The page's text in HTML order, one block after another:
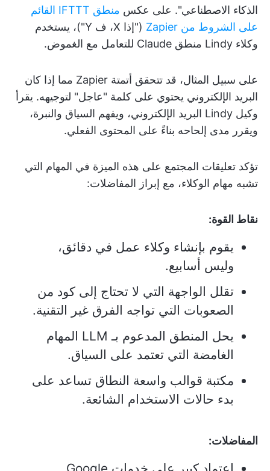
الذكاء الاصطناعي". على عكس
منطق IFTTT القائم
على الشروط من Zapier
("إذا X، ف Y")، يستخدم
وكلاء Lindy منطق Claude للتعامل مع الغموض.
على سبيل المثال، قد تتحقق أتمتة Zapier مما إذا كان
البريد الإلكتروني يحتوي على كلمة "عاجل" لتوجيهه. يقرأ
وكيل Lindy البريد الإلكتروني، ويفهم السياق والنبرة،
ويقرر مدى إلحاحه بناءً على المحتوى الفعلي.
تؤكد تعليقات المجتمع على هذه الميزة في المهام التي
تشبه مهام الوكلاء، مع إبراز المفاضلات:
نقاط القوة:
يقوم بإنشاء وكلاء عمل في دقائق،
وليس أسابيع.
تقلل الواجهة التي لا تحتاج إلى كود من
الصعوبات التي تواجه الفرق غير التقنية.
يحل المنطق المدعوم بـ LLM المهام
الغامضة التي تعتمد على السياق.
مكتبة قوالب واسعة النطاق تساعد على
بدء حالات الاستخدام الشائعة.
المفاضلات: